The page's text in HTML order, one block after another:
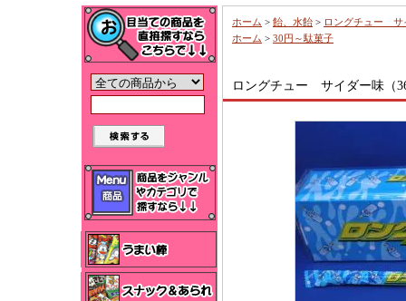
ホーム > 飴、水飴 > ロングチュー サ
ホーム > 30円～駄菓子
ロングチュー サイダー味（